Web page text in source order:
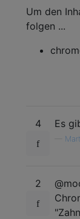
Um den
folgen ...
4 Es
2